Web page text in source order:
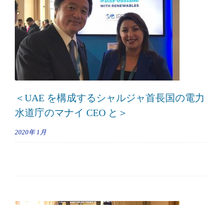
＜UAE を構成するシャルジャ首長国の電力
水道庁のマナイ CEO と＞
2020年 1月